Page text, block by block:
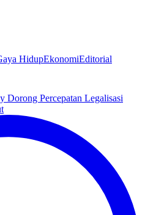
HidupEkonomiEditorial
Dorong Percepatan Legalisasi